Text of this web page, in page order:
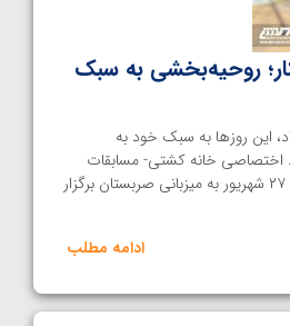
روحیه‌بخشی به سبک
این روزها به سبک خود به
خانه کشتی- مسابقات
جهانی کشتی روزهای ۱۹ تا ۲۷ شهریور به میزبانی صربستان برگزار
ادامه مطلب